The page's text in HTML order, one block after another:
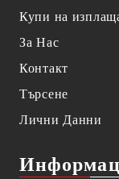
Купи на
За Нас
Контакт
Търсене
Лични Данни